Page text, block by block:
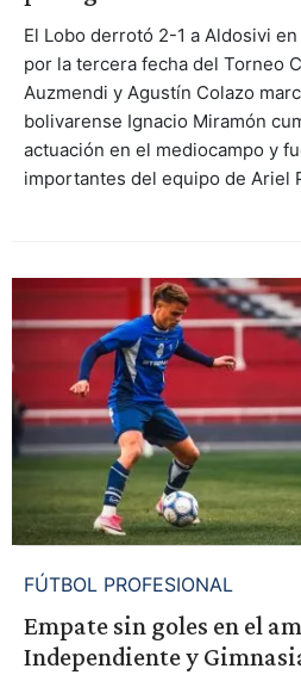
El Lobo derrotó 2-1 a Aldosivi
por la tercera fecha del Torneo
Auzmendi y Agustín Colazo
bolivarense Ignacio Miramón
actuación en el mediocampo y
importantes del equipo de Ariel
FÚTBOL PROFESIONAL
Empate sin goles en el
Independiente y